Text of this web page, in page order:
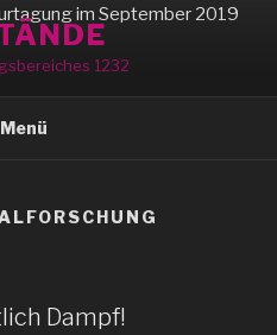
1232
Menü
Dampf!